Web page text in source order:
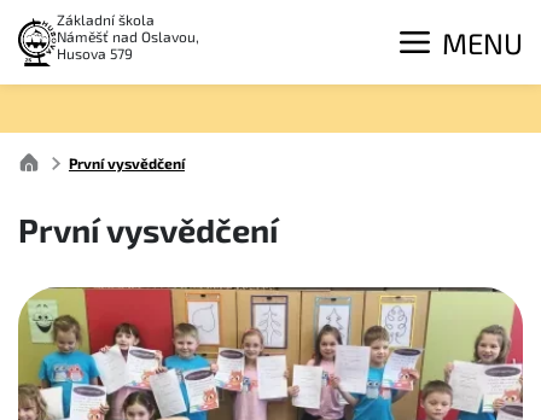
Základní škola
Náměšť nad Oslavou,
Husova 579
MENU
První vysvědčení
První vysvědčení